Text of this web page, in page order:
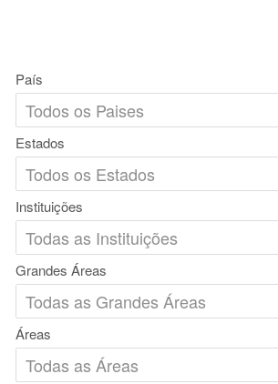
País
Estados
Instituições
Grandes Áreas
Áreas